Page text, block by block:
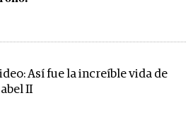
Así fue la increíble vida de
II